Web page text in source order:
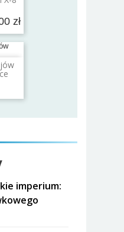
zł
imperium: